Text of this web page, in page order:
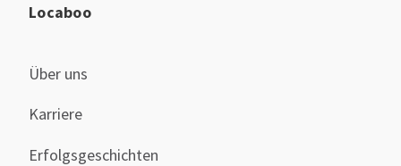
Locaboo
Über uns
Karriere
Erfolgsgeschichten